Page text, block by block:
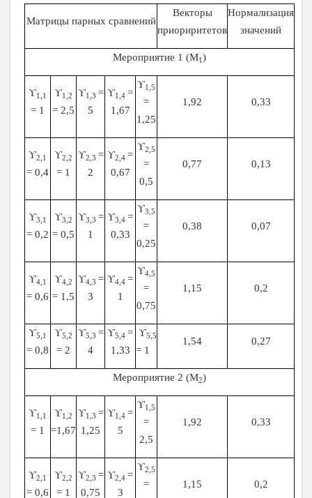
Матрицы парных сравнений
Векторы
приориритетов
Нормализация
значений
Мероприятие 1 (М1)
ϒ1,1
= 1
ϒ1,2
= 2,5
ϒ1,3 =
5
ϒ1,4 =
1,67
ϒ1,5
=
1,25
1,92 0,33
ϒ2,1
= 0,4
ϒ2,2
= 1
ϒ2,3 =
2
ϒ2,4 =
0,67
ϒ2,5
=
0,5
0,77 0,13
ϒ3,1
= 0,2
ϒ3,2
= 0,5
ϒ3,3 =
1
ϒ3,4 =
0,33
ϒ3,5
=
0,25
0,38 0,07
ϒ4,1
= 0,6
ϒ4,2
= 1,5
ϒ4,3 =
3
ϒ4,4 =
1
ϒ4,5
=
0,75
1,15 0,2
ϒ5,1
= 0,8
ϒ5,2
= 2
ϒ5,3 =
4
ϒ5,4 =
1,33
ϒ5,5
= 1
1,54 0,27
Мероприятие 2 (М2)
ϒ1,1
= 1
ϒ1,2
=1,67
ϒ1,3 =
1,25
ϒ1,4 =
5
ϒ1,5
=
2,5
1,92 0,33
ϒ2,1
= 0,6
ϒ2,2
= 1
ϒ2,3 =
0,75
ϒ2,4 =
3
ϒ2,5
=
1,15 0,2